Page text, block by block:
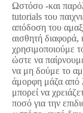
Ωστόσο -και
tutorials του
απόδοση του
αισθητή διαφορά,
χρησιμοποιούμε
ώστε να
να μη δούμε το
άμορφη μάζα από
μπορεί να
ποσό για την